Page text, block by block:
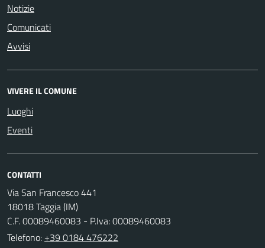
Notizie
Comunicati
Avvisi
VIVERE IL COMUNE
Luoghi
Eventi
CONTATTI
Via San Francesco 441
18018 Taggia (IM)
C.F. 00089460083 - P.Iva: 00089460083
Telefono: +39 0184 476222